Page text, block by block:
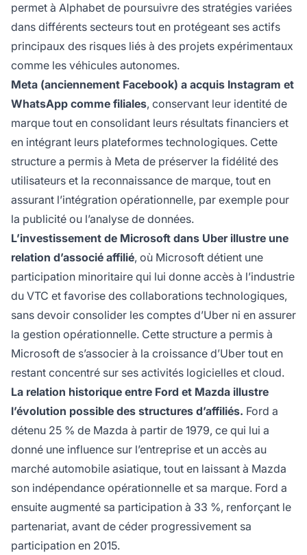
permet à Alphabet de poursuivre des stratégies variées
dans différents secteurs tout en protégeant ses actifs
principaux des risques liés à des projets expérimentaux
comme les véhicules autonomes.
Meta (anciennement Facebook) a acquis Instagram et
WhatsApp comme filiales, conservant leur identité de
marque tout en consolidant leurs résultats financiers et
en intégrant leurs plateformes technologiques. Cette
structure a permis à Meta de préserver la fidélité des
utilisateurs et la reconnaissance de marque, tout en
assurant l’intégration opérationnelle, par exemple pour
la publicité ou l’analyse de données.
L’investissement de Microsoft dans Uber illustre une
relation d’associé affilié, où Microsoft détient une
participation minoritaire qui lui donne accès à l’industrie
du VTC et favorise des collaborations technologiques,
sans devoir consolider les comptes d’Uber ni en assurer
la gestion opérationnelle. Cette structure a permis à
Microsoft de s’associer à la croissance d’Uber tout en
restant concentré sur ses activités logicielles et cloud.
La relation historique entre Ford et Mazda illustre
l’évolution possible des structures d’affiliés. Ford a
détenu 25 % de Mazda à partir de 1979, ce qui lui a
donné une influence sur l’entreprise et un accès au
marché automobile asiatique, tout en laissant à Mazda
son indépendance opérationnelle et sa marque. Ford a
ensuite augmenté sa participation à 33 %, renforçant le
partenariat, avant de céder progressivement sa
participation en 2015.